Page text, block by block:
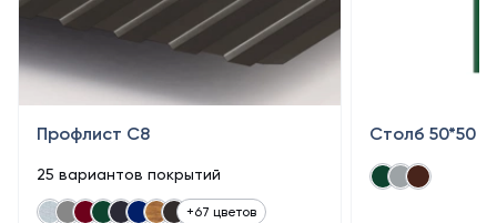
Профлист С8
25 вариантов покрытий
+67 цветов
Столб 50*50